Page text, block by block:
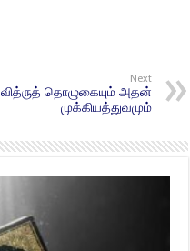
Next
வித்ருத் தொழுகையும் அதன்
முக்கியத்துவமும்